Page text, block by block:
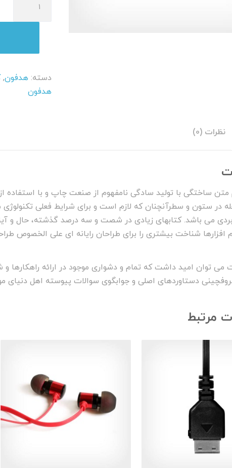
Loud-
دسته: هدفون,
هدفون
نظرات (0)
متن ساختگی با تولید سادگی نامفهوم از صنعت چاپ و با استفاده
در ستون و سطرآنچنان که لازم است و برای شرایط فعلی تکنولوژی
می باشد. کتابهای زیادی در شصت و سه درصد گذشته، حال و
افزارها شناخت بیشتری را برای طراحان رایانه ای علی الخصوص
می توان امید داشت که تمام و دشواری موجود در ارائه راهکارها
دستاوردهای اصلی و جوابگوی سوالات پیوسته اهل دنیای
مرتبط